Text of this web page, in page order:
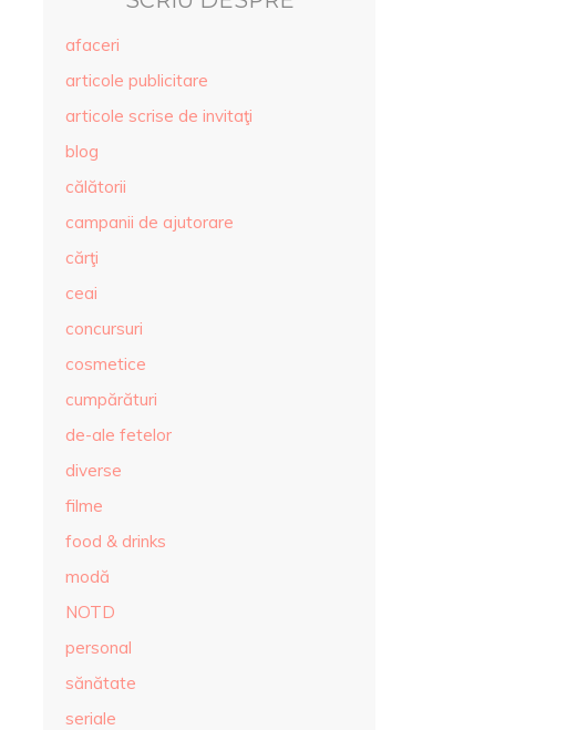
afaceri
articole publicitare
articole scrise de invitaţi
blog
călătorii
campanii de ajutorare
cărţi
ceai
concursuri
cosmetice
cumpărături
de-ale fetelor
diverse
filme
food & drinks
modă
NOTD
personal
sănătate
seriale